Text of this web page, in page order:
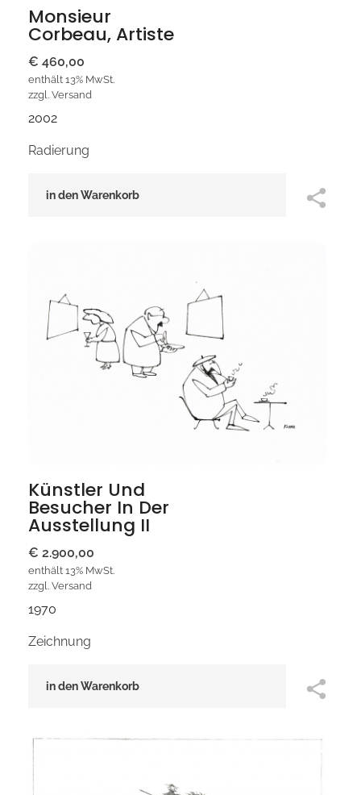
Monsieur
Corbeau, Artiste
€ 460,00
enthält 13% MwSt.
zzgl. Versand
2002
Radierung
in den Warenkorb
Künstler Und
Besucher In Der
Ausstellung II
€ 2.900,00
enthält 13% MwSt.
zzgl. Versand
1970
Zeichnung
in den Warenkorb